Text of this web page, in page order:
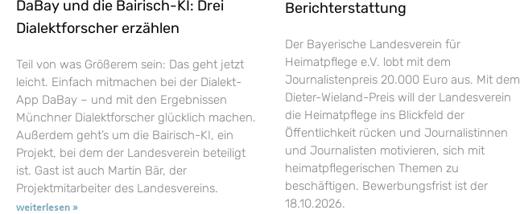
DaBay und die Bairisch-KI: Drei
Dialektforscher erzählen
Teil von was Größerem sein: Das geht jetzt
leicht. Einfach mitmachen bei der Dialekt-
App DaBay – und mit den Ergebnissen
Münchner Dialektforscher glücklich machen.
Außerdem geht’s um die Bairisch-KI, ein
Projekt, bei dem der Landesverein beteiligt
ist. Gast ist auch Martin Bär, der
Projektmitarbeiter des Landesvereins.
weiterlesen »
Berichterstattung
Der Bayerische Landesverein für
Heimatpflege e.V. lobt mit dem
Journalistenpreis 20.000 Euro aus. Mit dem
Dieter-Wieland-Preis will der Landesverein
die Heimatpflege ins Blickfeld der
Öffentlichkeit rücken und Journalistinnen
und Journalisten motivieren, sich mit
heimatpflegerischen Themen zu
beschäftigen. Bewerbungsfrist ist der
18.10.2026.